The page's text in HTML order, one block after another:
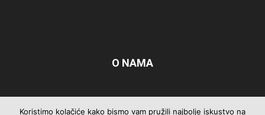
O NAMA
Pratite nas
Koristimo kolačiće kako bismo vam pružili najbolje iskustvo na